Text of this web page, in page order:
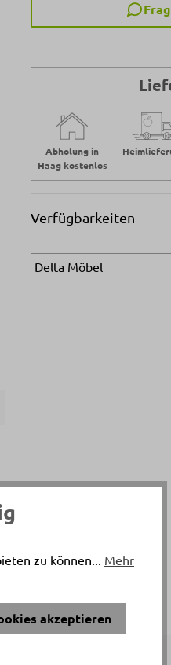
Abholung in
Haag kostenlos
Verfügbarkeiten
Delta Möbel
zu können... Mehr
akzeptieren